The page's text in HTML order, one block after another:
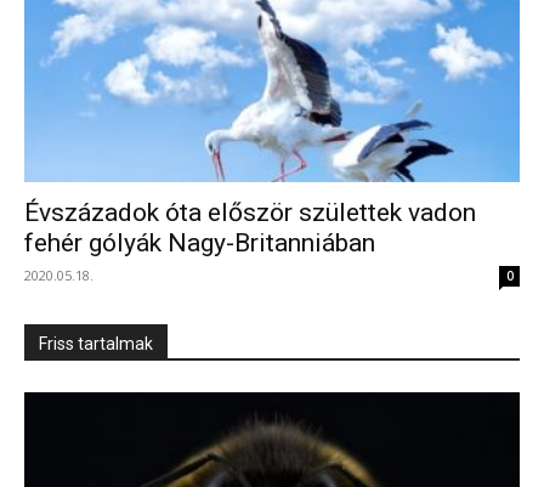
Évszázadok óta először születtek vadon
fehér gólyák Nagy-Britanniában
2020.05.18. 0
Friss tartalmak